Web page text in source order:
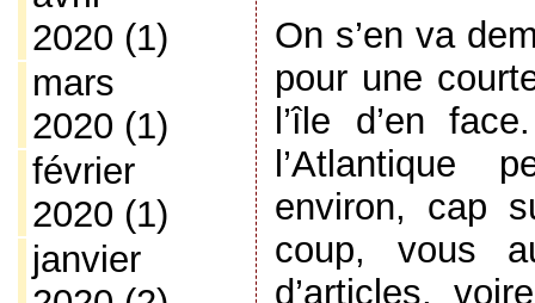
2020 (1)
mars
2020 (1)
février
2020 (1)
janvier
On s’en va
pour une
l’île d’en
l’Atlantique
environ, cap
coup, vous
d’articles,